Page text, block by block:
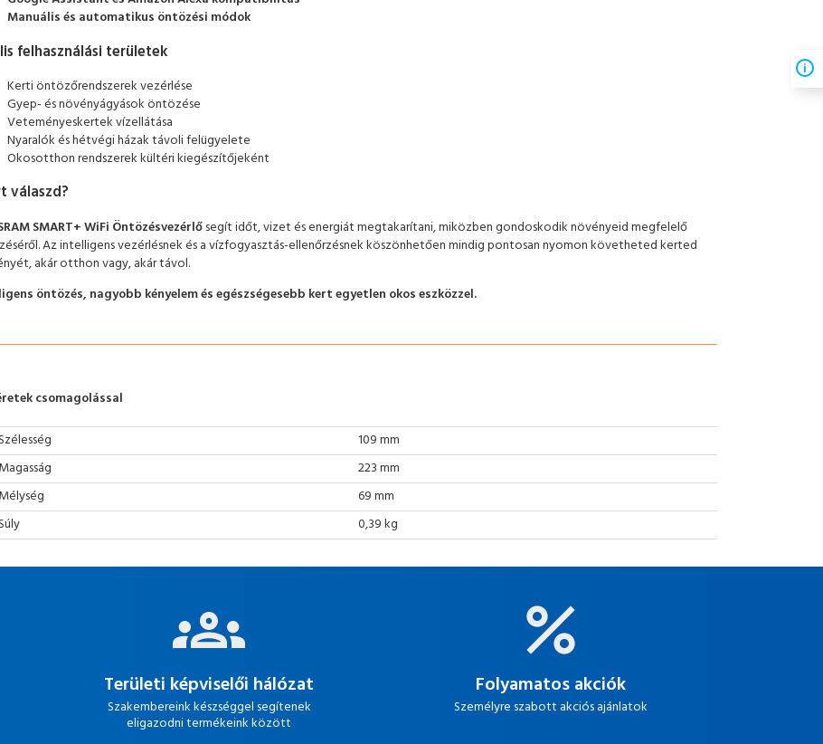
Manuális és automatikus öntözési módok
felhasználási területek
Kerti öntözőrendszerek vezérlése
Gyep- és növényágyások öntözése
Veteményeskertek vízellátása
Nyaralók és hétvégi házak távoli felügyelete
Okosotthon rendszerek kültéri kiegészítőjeként
válaszd?
SMART+ WiFi Öntözésvezérlősegít időt, vizet és energiát megtakarítani, miközben gondoskodik növényeid megfelelő
Az intelligens vezérlésnek és a vízfogyasztás-ellenőrzésnek köszönhetően mindig pontosan nyomon követheted kerted
akár otthon vagy, akár távol.
öntözés, nagyobb kényelem és egészségesebb kert egyetlen okos eszközzel.
csomagolással
Szélesség
109 mm
Magasság
223 mm
Mélység
69 mm
Súly
0,39 kg
Területi képviselői hálózat
Szakembereink készséggel segítenek
eligazodni termékeink között
Folyamatos akciók
Személyre szabott akciós ajánlatok